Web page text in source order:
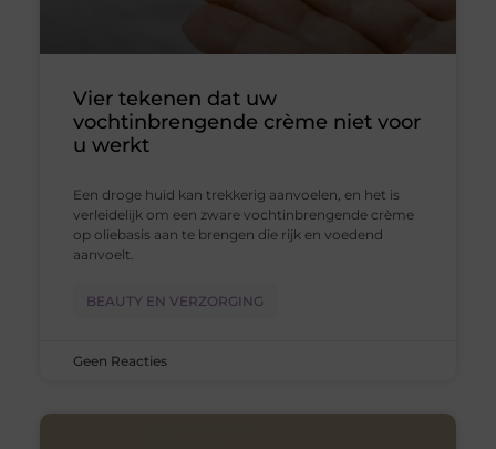
Vier tekenen dat uw
vochtinbrengende crème niet voor
u werkt
Een droge huid kan trekkerig aanvoelen, en het is
verleidelijk om een zware vochtinbrengende crème
op oliebasis aan te brengen die rijk en voedend
aanvoelt.
BEAUTY EN VERZORGING
Geen Reacties